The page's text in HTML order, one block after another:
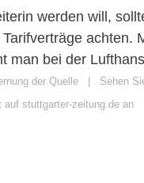
werden will,
achten.
man bei der
der Quelle | Sehen
auf stuttgarter-zeitung.de an